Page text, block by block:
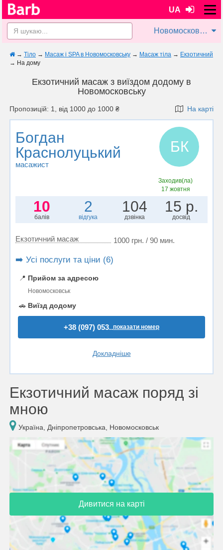
UA
Новомосковськ
→ Тіло → Масаж і SPA в Новомосковську → Масаж тіла → Екзотичний
→ На дому
Екзотичний масаж з виїздом додому в
Новомосковську
Пропозицій: 1, від 1000 до 1000 ₴ На карті
Богдан
Краснолуцький
масажист
БК
Заходив(ла)
17 жовтня
10
балів
2
відгука
104
дзвінка
15 р.
досвід
Екзотичний масаж 1000 грн. / 90 мин.
➡️ Усі послуги та ціни (6)
📍 Прийом за адресою
Новомосковськ
🚗 Виїзд додому
+38 (097) 053..показати номер
Докладніше
Екзотичний масаж поряд зі
мною
Україна, Дніпропетровська, Новомосковськ
Дивитися на карті